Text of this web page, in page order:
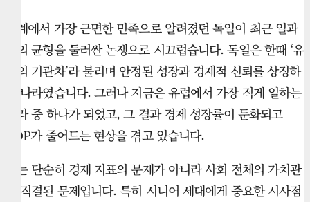
세계에서 가장 근면한 민족으로 알려졌던 독일이 최근 일과
삶의 균형을 둘러싼 논쟁으로 시끄럽습니다. 독일은 한때 ‘유
럽의 기관차’라 불리며 안정된 성장과 경제적 신뢰를 상징하
던 나라였습니다. 그러나 지금은 유럽에서 가장 적게 일하는
나라 중 하나가 되었고, 그 결과 경제 성장률이 둔화되고
GDP가 줄어드는 현상을 겪고 있습니다.
이는 단순히 경제 지표의 문제가 아니라 사회 전체의 가치관
과 직결된 문제입니다. 특히 시니어 세대에게 중요한 시사점